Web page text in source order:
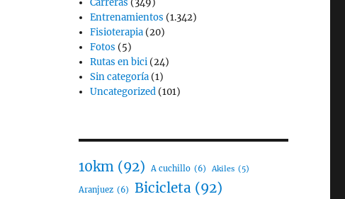
Carreras (349)
Entrenamientos (1.342)
Fisioterapia (20)
Fotos (5)
Rutas en bici (24)
Sin categoría (1)
Uncategorized (101)
10km (92) A cuchillo (6) Akiles (5)
Aranjuez (6) Bicicleta (92)